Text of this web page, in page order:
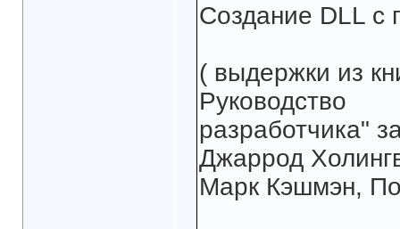
Создание DLL с
( выдержки из
Руководство
разработчика"
Джаррод
Марк Кэшмэн,